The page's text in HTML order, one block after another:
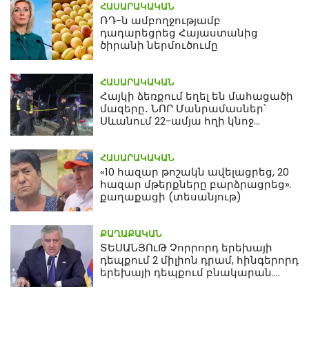
ՀԱՍԱՐԱԿԱԿԱՆ
ՌԴ-ն ամբողջությամբ
դադարեցրեց Հայաստանից
ծիրանի ներմուծումը
ՀԱՍԱՐԱԿԱԿԱՆ
Հայկի ձեռքում եղել են մահացածի
մազերը․ ՆՈՐ Մանրամասներ՝
Սևանում 22-ամյա հղի կնոջ
ՀԱՍԱՐԱԿԱԿԱՆ
«10 հազար թոշակն ավելացրեց, 20
հազար մթերքները բարձրացրեց».
քաղաքացի (տեսանյութ)
ՔԱՂԱՔԱԿԱՆ
ՏԵՍԱՆՅՈւԹ Չորրորդ երեխայի
դեպքում 2 միլիոն դրամ, հինգերորդ
երեխայի դեպքում բնակարան.